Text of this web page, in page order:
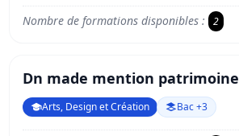
Nombre de formations disponibles : 2
Dn made mention patrimoine
Arts, Design et Création Bac +3